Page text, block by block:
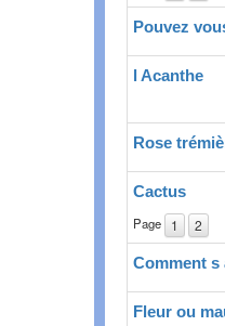
Pouvez
l Acanthe
Rose
Cactus
Page 1 2
Comment s
Fleur ou